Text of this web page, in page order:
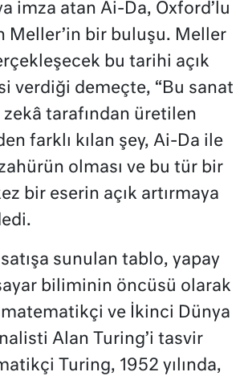
imza atan Ai-Da, Oxford’lu
Meller’in bir buluşu. Meller
bu tarihi açık
verdiği demeçte, “Bu sanat
tarafından üretilen
farklı kılan şey, Ai-Da ile
olması ve bu tür bir
bir eserin açık artırmaya
satışa sunulan tablo, yapay
biliminin öncüsü olarak
matematikçi ve İkinci Dünya
Alan Turing’i tasvir
Turing, 1952 yılında,